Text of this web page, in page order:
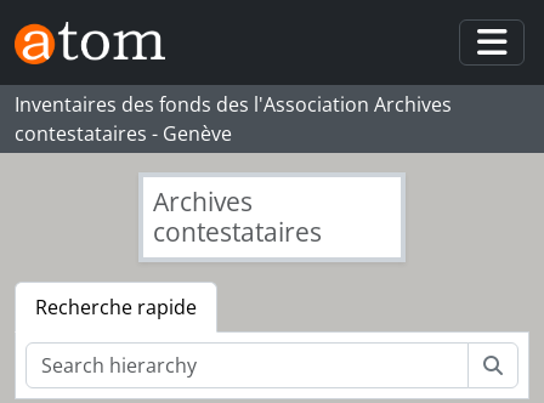
Skip to main content
Inventaires des fonds des l'Association Archives
contestataires - Genève
Archives
contestataires
Recherche rapide